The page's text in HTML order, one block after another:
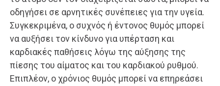
οδηγήσει σε αρνητικές συνέπειες για την υγεία.
Συγκεκριμένα, ο συχνός ή έντονος θυμός μπορεί
να αυξήσει τον κίνδυνο για υπέρταση και
καρδιακές παθήσεις λόγω της αύξησης της
πίεσης του αίματος και του καρδιακού ρυθμού.
Επιπλέον, ο χρόνιος θυμός μπορεί να επηρεάσει